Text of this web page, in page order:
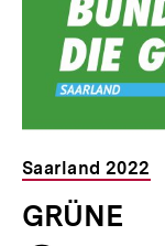
Saarland 2022
GRÜNE